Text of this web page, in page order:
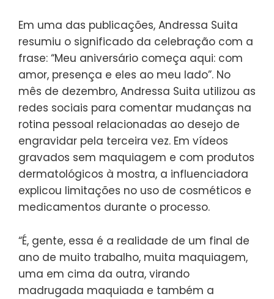
Em uma das publicações, Andressa Suita
resumiu o significado da celebração com a
frase: “Meu aniversário começa aqui: com
amor, presença e eles ao meu lado”. No
mês de dezembro, Andressa Suita utilizou as
redes sociais para comentar mudanças na
rotina pessoal relacionadas ao desejo de
engravidar pela terceira vez. Em vídeos
gravados sem maquiagem e com produtos
dermatológicos à mostra, a influenciadora
explicou limitações no uso de cosméticos e
medicamentos durante o processo.
“É, gente, essa é a realidade de um final de
ano de muito trabalho, muita maquiagem,
uma em cima da outra, virando
madrugada maquiada e também a